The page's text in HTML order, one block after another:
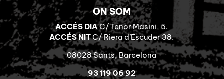
ON SOM
ACCÉS DIAC/Tenor Masini, 5.
ACCÉS NITC/ Riera d’Escuder 38.
08028 Sants, Barcelona
93 119 06 92